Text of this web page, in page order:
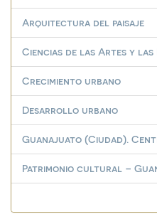
Arquitectura del paisaje
Ciencias de las Artes y
Crecimiento urbano
Desarrollo urbano
Guanajuato (Ciudad).
Patrimonio cultural –